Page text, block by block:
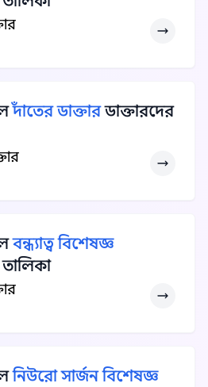
দাঁতের ডাক্তারডাক্তারদের
বন্ধ্যাত্ব বিশেষজ্ঞ
নিউরো সার্জন বিশেষজ্ঞ